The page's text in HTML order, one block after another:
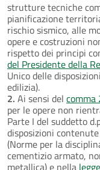
strutture tecniche
pianificazione
rischio sismico, alle
opere e costruzioni
rispetto dei principi
del Presidente della
Unico delle
edilizia).
2. Ai sensi del comma
per le opere non
Parte I del suddetto
disposizioni
(Norme per la
cementizio armato,
metallica) e nella